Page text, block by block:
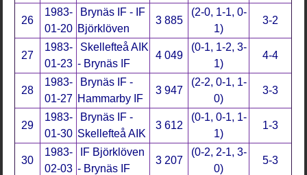
26
1983-
01-20
Brynäs IF - IF
Björklöven
3 885
(2-0, 1-1, 0-
1)
3-2
27
1983-
01-23
Skellefteå AIK
- Brynäs IF
4 049
(0-1, 1-2, 3-
1)
4-4
28
1983-
01-27
Brynäs IF -
Hammarby IF
3 947
(2-2, 0-1, 1-
0)
3-3
29
1983-
01-30
Brynäs IF -
Skellefteå AIK
3 612
(0-1, 0-1, 1-
1)
1-3
30
1983-
02-03
IF Björklöven
- Brynäs IF
3 207
(0-2, 2-1, 3-
0)
5-3